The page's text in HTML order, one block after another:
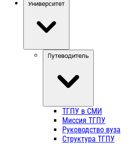
Университет
Путеводитель
ТГПУ в СМИ
Миссия ТГПУ
Руководство вуза
Структура ТГПУ